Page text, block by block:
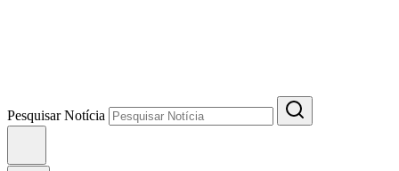
Pesquisar Notícia